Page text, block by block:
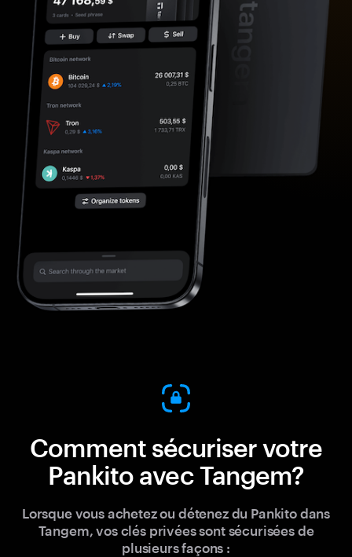
Comment sécuriser votre
Pankito avec Tangem?
Lorsque vous achetez ou détenez du Pankito dans
Tangem, vos clés privées sont sécurisées de
plusieurs façons :